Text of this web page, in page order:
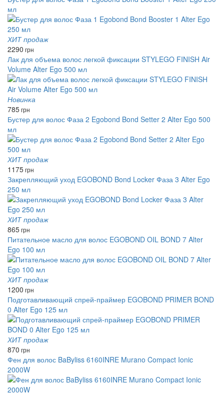
мл
ХИТ продаж
2290 грн
Лак для объема волос легкой фиксации STYLEGO FINISH Air
Volume Alter Ego 500 мл
Новинка
785грн
Бустер для волос Фаза 2 Egobond Bond Setter 2 Alter Ego 500
мл
ХИТ продаж
1175грн
Закрепляющий уход EGOBOND Bond Locker Фаза 3 Alter Ego
250 мл
ХИТ продаж
865грн
Питательное масло для волос EGOBOND OIL BOND 7 Alter
Ego 100 мл
ХИТ продаж
1200 грн
Подготавливающий спрей-праймер EGOBOND PRIMER BOND
0 Alter Ego 125 мл
ХИТ продаж
870 грн
Фен для волос BaByliss 6160INRE Murano Compact Ionic
2000W